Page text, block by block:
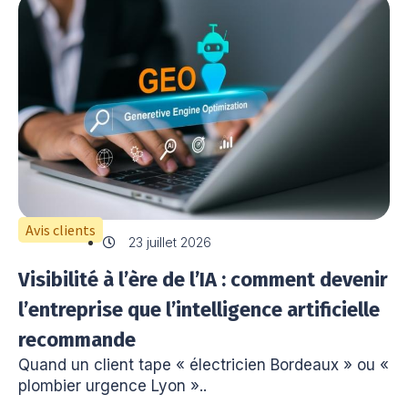
Avis clients
23 juillet 2026
Visibilité à l’ère de l’IA : comment devenir
l’entreprise que l’intelligence artificielle
recommande
Quand un client tape « électricien Bordeaux » ou «
plombier urgence Lyon »..